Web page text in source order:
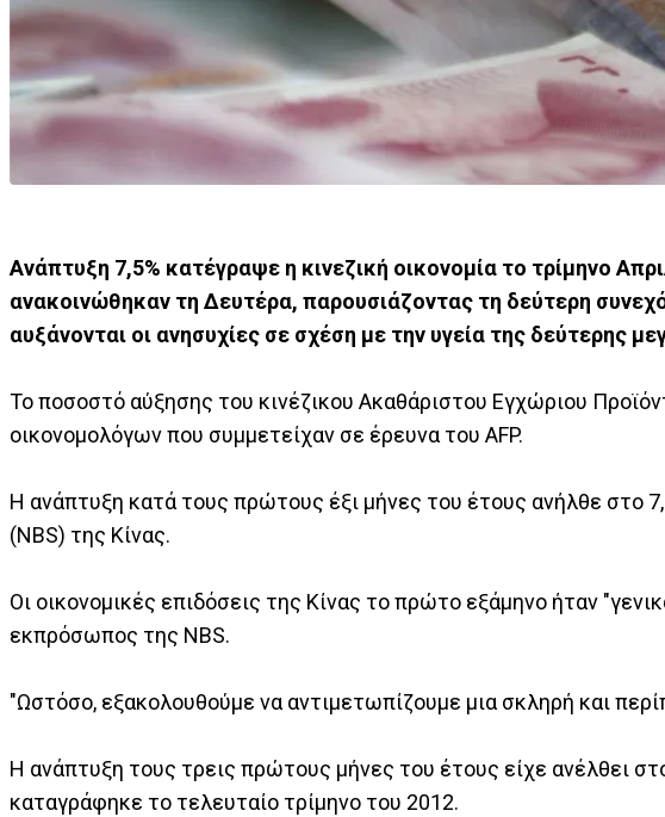
Ανάπτυξη 7,5% κατέγραψε η κινεζική οικονομία το τρίμηνο
ανακοινώθηκαν τη Δευτέρα, παρουσιάζοντας τη δεύτερη
αυξάνονται οι ανησυχίες σε σχέση με την υγεία της δεύτερης
Το ποσοστό αύξησης του κινέζικου Ακαθάριστου Εγχώριου
οικονομολόγων που συμμετείχαν σε έρευνα του AFP.
Η ανάπτυξη κατά τους πρώτους έξι μήνες του έτους ανήλθε στο
(NBS) της Κίνας.
Οι οικονομικές επιδόσεις της Κίνας το πρώτο εξάμηνο ήταν
εκπρόσωπος της NBS.
"Ωστόσο, εξακολουθούμε να αντιμετωπίζουμε μια σκληρή και
Η ανάπτυξη τους τρεις πρώτους μήνες του έτους είχε ανέλθει
καταγράφηκε το τελευταίο τρίμηνο του 2012.